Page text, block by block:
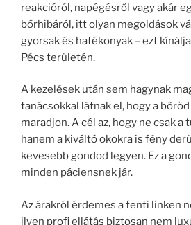
reakcióról, napégésről vagy akár
bőrhibáról, itt olyan megoldások
gyorsak és hatékonyak – ezt
Pécs területén.
A kezelések után sem hagynak
tanácsokkal látnak el, hogy a
maradjon. A cél az, hogy ne csak
hanem a kiváltó okokra is fény
kevesebb gondod legyen. Ez a
minden páciensnek jár.
Az árakról érdemes a fenti linken
ilyen profi ellátás biztosan nem